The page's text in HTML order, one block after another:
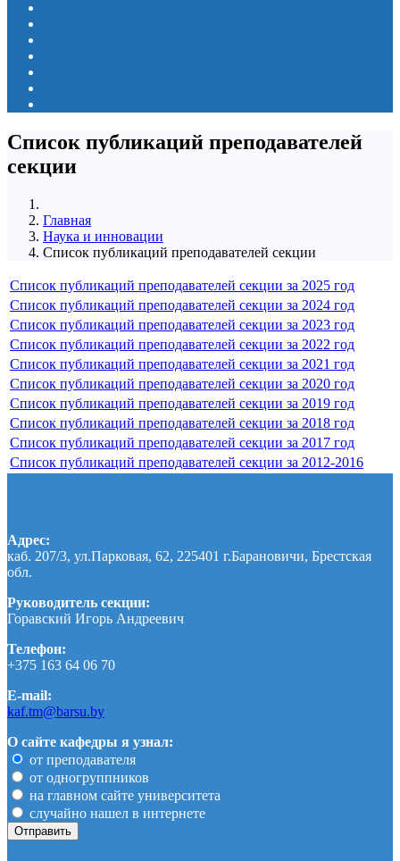
Список публикаций преподавателей
секции
Главная
Наука и инновации
Список публикаций преподавателей секции
Список публикаций преподавателей секции за 2025 год
Cписок публикаций преподавателей секции за 2024 год
Список публикаций преподавателей секции за 2023 год
Список публикаций преподавателей секции за 2022 год
Список публикаций преподавателей секции за 2021 год
Список публикаций преподавателей секции за 2020 год
Список публикаций преподавателей секции за 2019 год
Список публикаций преподавателей секции за 2018 год
Список публикаций преподавателей секции за 2017 год
Список публикаций преподавателей секции за 2012-2016
Адрес:
каб. 207/3, ул.Парковая, 62, 225401 г.Барановичи, Брестская
обл.
Руководитель секции:
Горавский Игорь Андреевич
Телефон:
+375 163 64 06 70
E-mail:
kaf.tm@barsu.by
О сайте кафедры я узнал:
от преподавателя
от одногруппников
на главном сайте университета
случайно нашел в интернете